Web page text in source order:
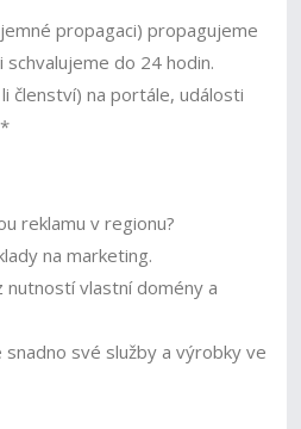
propagaci) propagujeme
do 24 hodin.
členství) na portále, události
reklamu v regionu?
na marketing.
vlastní domény a
své služby a výrobky ve